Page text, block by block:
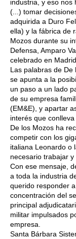
industria, y eso nos
(...) tomar
adquirida a Duro
ella) y la fábrica de
Mozos durante su
Defensa, Amparo
celebrado en
Las palabras de
se apunta a la
un paso a un lado
de su empresa
(EM&E), y apartar
interés que
De los Mozos ha
competir con los
italiana Leonardo o
necesario trabajar
Con ese mensaje,
a toda la industria
querido responder
concentración del
principal
militar impulsados
empresa.
Santa Bárbara